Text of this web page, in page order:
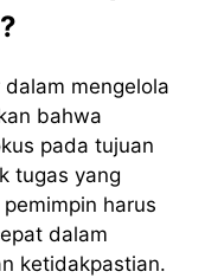
mengelola
bahwa
pada tujuan
tugas yang
harus
dalam
ketidakpastian.